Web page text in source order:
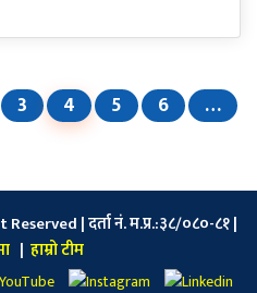
3 4 5 6
…
| दर्ता नं. म.प्र.:३८/०८०-८१ |
| हाम्रो टीम